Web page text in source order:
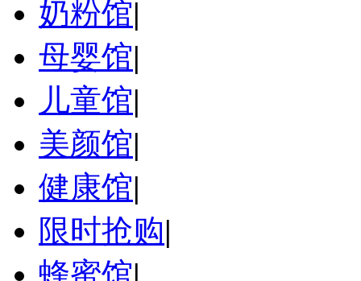
奶粉馆|
母婴馆|
儿童馆|
美颜馆|
健康馆|
限时抢购|